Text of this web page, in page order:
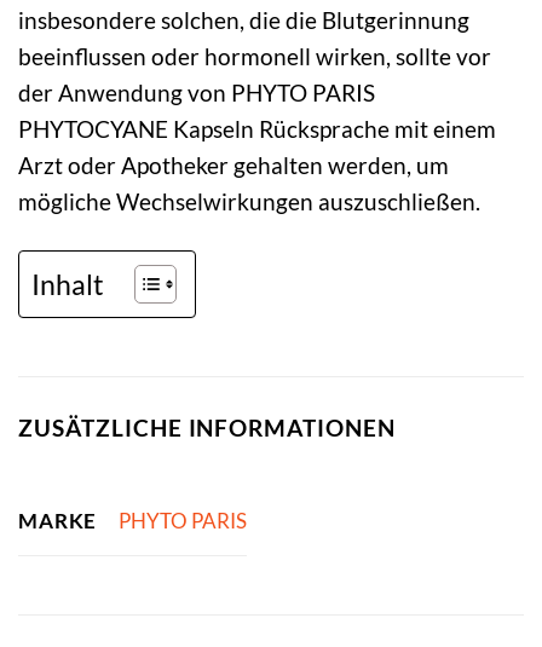
insbesondere solchen, die die Blutgerinnung
beeinflussen oder hormonell wirken, sollte vor
der Anwendung von PHYTO PARIS
PHYTOCYANE Kapseln Rücksprache mit einem
Arzt oder Apotheker gehalten werden, um
mögliche Wechselwirkungen auszuschließen.
Inhalt
ZUSÄTZLICHE INFORMATIONEN
MARKE PHYTO PARIS